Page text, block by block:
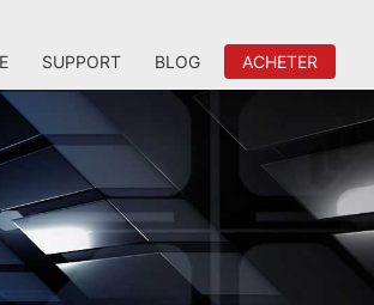
SUPPORT BLOG ACHETER